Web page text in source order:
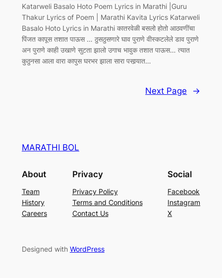
Katarweli Basalo Hoto Poem Lyrics in Marathi |Guru
Thakur Lyrics of Poem | Marathi Kavita Lyrics Katarweli
Basalo Hoto Lyrics in Marathi कातरवेळी बसलो होतो आठवणींचा
पिंजत कापूस तशात पाऊस … ठुसठुसणारे घाव पुराणे वीस्कटलेले डाव पुराणे
अन पुराणे काही उखाणे सुटता झालो उगाच भावुक तशात पाऊस… त्यात
कुठुनसा आला वारा कापुस घरभर झाला सारा पसार्‍यात…
Next Page →
MARATHI BOL
About
Team
History
Careers
Privacy
Privacy Policy
Terms and Conditions
Contact Us
Social
Facebook
Instagram
X
Designed with WordPress